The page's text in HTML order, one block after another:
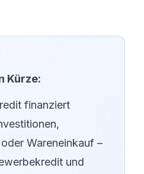
Kürze:
finanziert
Wareneinkauf –
und